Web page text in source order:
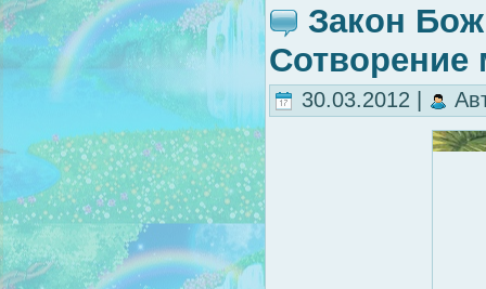
Закон
Сотворение
30.03.2012 |